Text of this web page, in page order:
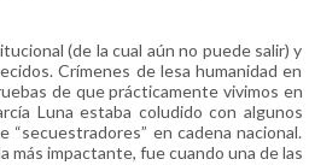
(de la cual aún no puede salir) y
Crímenes de lesa humanidad en
de que prácticamente vivimos en
Luna estaba coludido con algunos
en cadena nacional.
más impactante, fue cuando una de las